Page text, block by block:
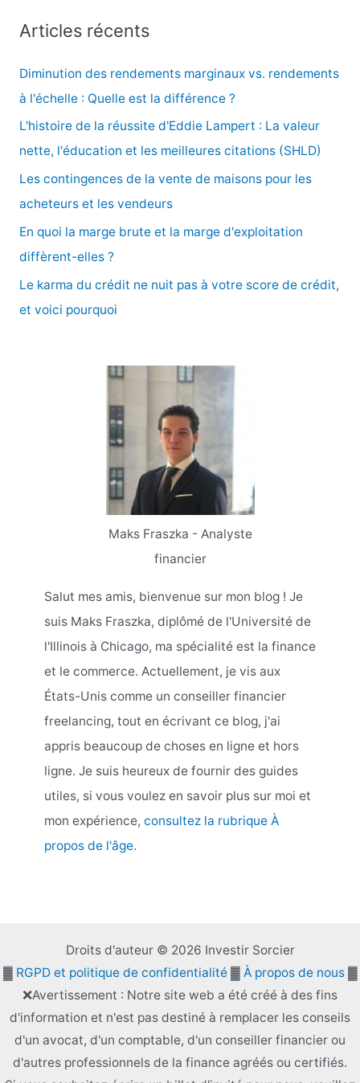
e
r
c
Articles récents
Diminution des rendements marginaux vs. rendements
à l'échelle : Quelle est la différence ?
L'histoire de la réussite d'Eddie Lampert : La valeur
nette, l'éducation et les meilleures citations (SHLD)
Les contingences de la vente de maisons pour les
acheteurs et les vendeurs
En quoi la marge brute et la marge d'exploitation
diffèrent-elles ?
Le karma du crédit ne nuit pas à votre score de crédit,
et voici pourquoi
Maks Fraszka - Analyste
financier
Salut mes amis, bienvenue sur mon blog ! Je
suis Maks Fraszka, diplômé de l'Université de
l'Illinois à Chicago, ma spécialité est la finance
et le commerce. Actuellement, je vis aux
États-Unis comme un conseiller financier
freelancing, tout en écrivant ce blog, j'ai
appris beaucoup de choses en ligne et hors
ligne. Je suis heureux de fournir des guides
utiles, si vous voulez en savoir plus sur moi et
mon expérience, consultez la rubrique À
propos de l'âge.
Droits d'auteur © 2026 Investir Sorcier
▓ RGPD et politique de confidentialité▓ À propos de nous▓
❌Avertissement : Notre site web a été créé à des fins
d'information et n'est pas destiné à remplacer les conseils
d'un avocat, d'un comptable, d'un conseiller financier ou
d'autres professionnels de la finance agréés ou certifiés.